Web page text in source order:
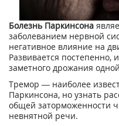
Болезнь Паркинсона
заболеванием нервной
негативное влияние на
Развивается постепенно,
заметного дрожания
Тремор — наиболее
Паркинсона, но узнать
общей заторможенности
невнятной речи.